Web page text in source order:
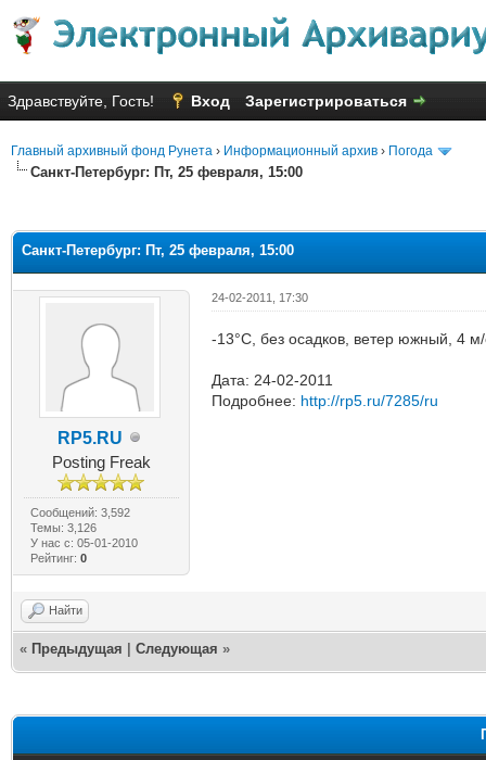
Здравствуйте, Гость! Вход Зарегистрироваться
Главный архивный фонд Рунета › Информационный архив › Погода
Санкт-Петербург: Пт, 25 февраля, 15:00
Санкт-Петербург: Пт, 25 февраля, 15:00
RP5.RU
Posting Freak
Сообщений: 3,592
Темы: 3,126
У нас с: 05-01-2010
Рейтинг: 0
24-02-2011, 17:30
-13°C, без осадков, ветер южный, 4
Дата: 24-02-2011
Подробнее: http://rp5.ru/7285/ru
Найти
« Предыдущая Следующая »